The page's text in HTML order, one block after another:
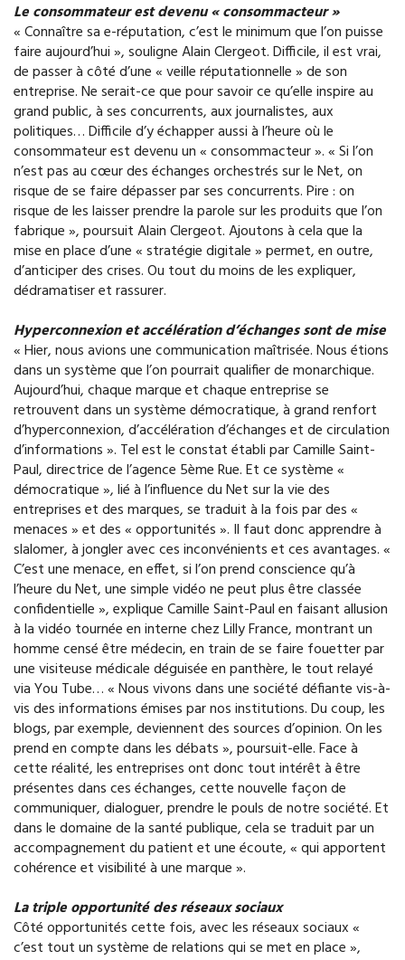
Le consommateur est devenu « consommacteur »
« Connaître sa e-réputation, c’est le minimum que l’on puisse
faire aujourd’hui », souligne Alain Clergeot. Difficile, il est vrai,
de passer à côté d’une « veille réputationnelle » de son
entreprise. Ne serait-ce que pour savoir ce qu’elle inspire au
grand public, à ses concurrents, aux journalistes, aux
politiques… Difficile d’y échapper aussi à l’heure où le
consommateur est devenu un « consommacteur ». « Si l’on
n’est pas au cœur des échanges orchestrés sur le Net, on
risque de se faire dépasser par ses concurrents. Pire : on
risque de les laisser prendre la parole sur les produits que l’on
fabrique », poursuit Alain Clergeot. Ajoutons à cela que la
mise en place d’une « stratégie digitale » permet, en outre,
d’anticiper des crises. Ou tout du moins de les expliquer,
dédramatiser et rassurer.
Hyperconnexion et accélération d’échanges sont de mise
« Hier, nous avions une communication maîtrisée. Nous étions
dans un système que l’on pourrait qualifier de monarchique.
Aujourd’hui, chaque marque et chaque entreprise se
retrouvent dans un système démocratique, à grand renfort
d’hyperconnexion, d’accélération d’échanges et de circulation
d’informations ». Tel est le constat établi par Camille Saint-
Paul, directrice de l’agence 5ème Rue. Et ce système «
démocratique », lié à l’influence du Net sur la vie des
entreprises et des marques, se traduit à la fois par des «
menaces » et des « opportunités ». Il faut donc apprendre à
slalomer, à jongler avec ces inconvénients et ces avantages. «
C’est une menace, en effet, si l’on prend conscience qu’à
l’heure du Net, une simple vidéo ne peut plus être classée
confidentielle », explique Camille Saint-Paul en faisant allusion
à la vidéo tournée en interne chez Lilly France, montrant un
homme censé être médecin, en train de se faire fouetter par
une visiteuse médicale déguisée en panthère, le tout relayé
via You Tube… « Nous vivons dans une société défiante vis-à-
vis des informations émises par nos institutions. Du coup, les
blogs, par exemple, deviennent des sources d’opinion. On les
prend en compte dans les débats », poursuit-elle. Face à
cette réalité, les entreprises ont donc tout intérêt à être
présentes dans ces échanges, cette nouvelle façon de
communiquer, dialoguer, prendre le pouls de notre société. Et
dans le domaine de la santé publique, cela se traduit par un
accompagnement du patient et une écoute, « qui apportent
cohérence et visibilité à une marque ».
La triple opportunité des réseaux sociaux
Côté opportunités cette fois, avec les réseaux sociaux «
c’est tout un système de relations qui se met en place »,